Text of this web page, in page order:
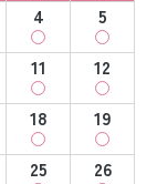
4
5
11
12
18
19
25
26